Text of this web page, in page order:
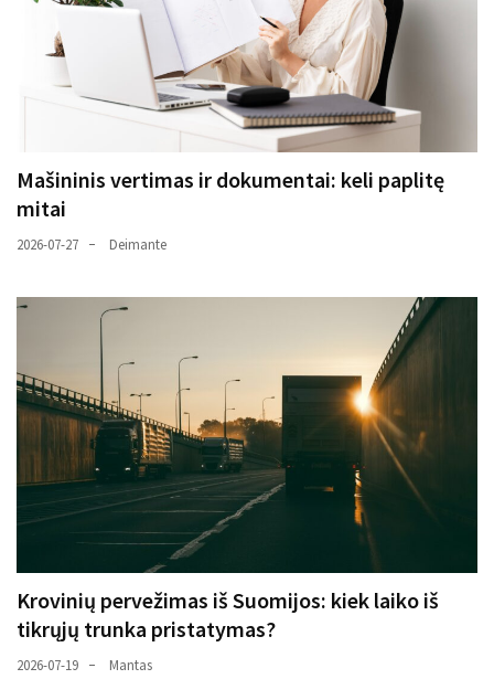
Mašininis vertimas ir dokumentai: keli paplitę
mitai
2026-07-27 Deimante
Krovinių pervežimas iš Suomijos: kiek laiko iš
tikrųjų trunka pristatymas?
2026-07-19 Mantas